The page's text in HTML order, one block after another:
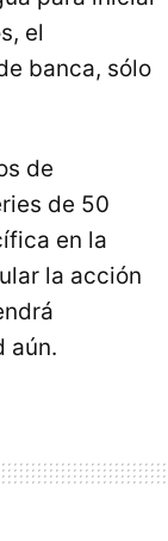
el
banca, sólo
de
de 50
en la
la acción
aún.